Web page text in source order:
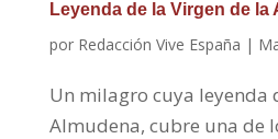
Leyenda de la Virgen de la
por Redacción Vive España |
Un milagro cuya leyenda
Almudena, cubre una de